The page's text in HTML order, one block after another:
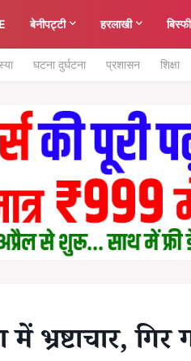
बेनीपट्टी हरलाखी बिस्फी
घटना दुर्घटना प्रशासन शिक्षा
भ्रष्टाचार, गिर